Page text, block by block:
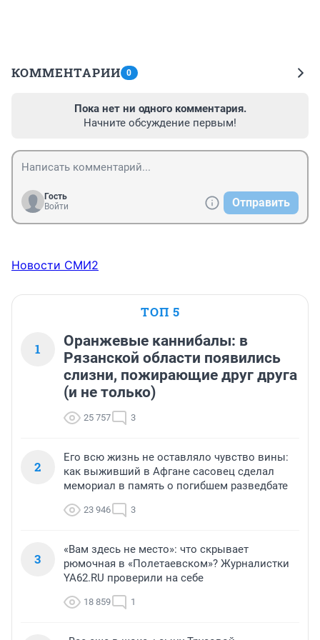
КОММЕНТАРИИ 0
Пока нет ни одного комментария.
Начните обсуждение первым!
Гость
Войти
Отправить
Новости СМИ2
ТОП 5
1
Оранжевые каннибалы: в
Рязанской области появились
слизни, пожирающие друг друга
(и не только)
25 757 3
2
Его всю жизнь не оставляло чувство вины:
как выживший в Афгане сасовец сделал
мемориал в память о погибшем разведбате
23 946 3
3
«Вам здесь не место»: что скрывает
рюмочная в «Полетаевском»? Журналистки
YA62.RU проверили на себе
18 859 1